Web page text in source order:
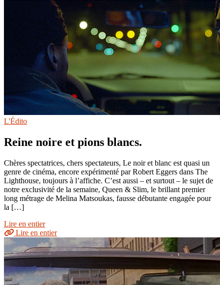
L'Édito
Reine noire et pions blancs.
Chères spectatrices, chers spectateurs, Le noir et blanc est quasi un
genre de cinéma, encore expérimenté par Robert Eggers dans The
Lighthouse, toujours à l’affiche. C’est aussi – et surtout – le sujet de
notre exclusivité de la semaine, Queen & Slim, le brillant premier
long métrage de Melina Matsoukas, fausse débutante engagée pour
la […]
Lire en entier
Lire en entier